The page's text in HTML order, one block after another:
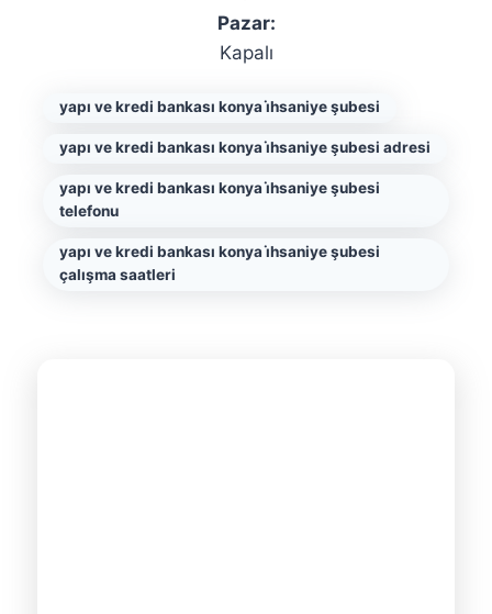
Pazar:
Kapalı
yapı ve kredi bankası konya i̇hsaniye şubesi
yapı ve kredi bankası konya i̇hsaniye şubesi adresi
yapı ve kredi bankası konya i̇hsaniye şubesi
telefonu
yapı ve kredi bankası konya i̇hsaniye şubesi
çalışma saatleri